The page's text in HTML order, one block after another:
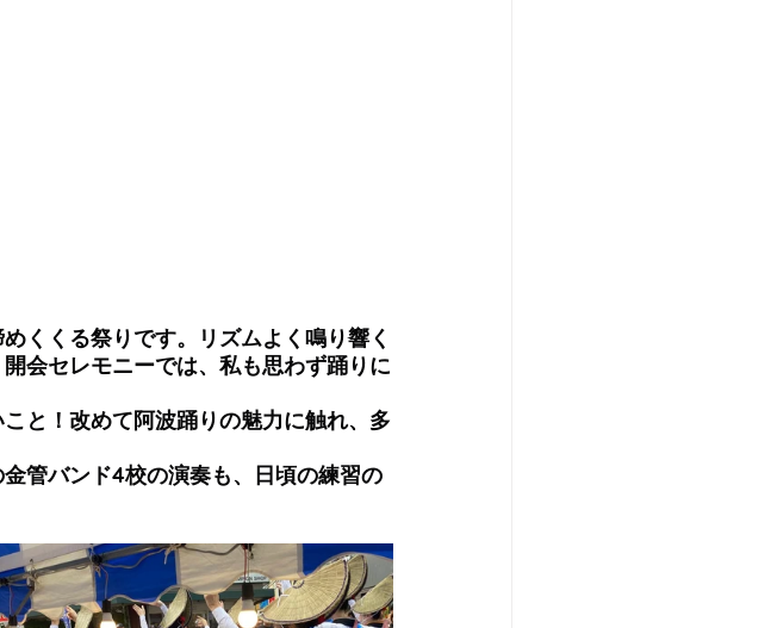
くくる祭りです。リズムよく鳴り響く
会セレモニーでは、私も思わず踊りに
と！改めて阿波踊りの魅力に触れ、多
管バンド4校の演奏も、日頃の練習の